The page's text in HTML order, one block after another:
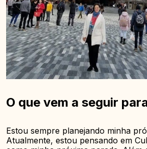
O que vem a seguir
Estou sempre planejando minha
Atualmente, estou pensando em